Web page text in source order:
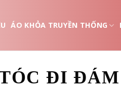
ÁO KHỎA TRUYỀN THỐNG
ĐI